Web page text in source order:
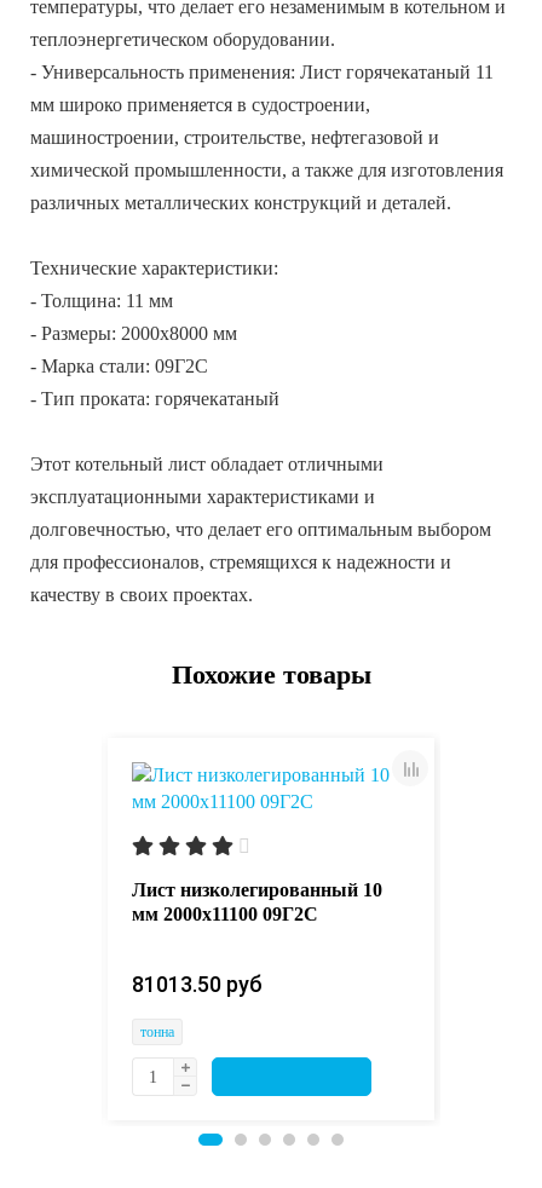
температуры, что делает его незаменимым в котельном и
теплоэнергетическом оборудовании.
- Универсальность применения: Лист горячекатаный 11
мм широко применяется в судостроении,
машиностроении, строительстве, нефтегазовой и
химической промышленности, а также для изготовления
различных металлических конструкций и деталей.
Технические характеристики:
- Толщина: 11 мм
- Размеры: 2000х8000 мм
- Марка стали: 09Г2С
- Тип проката: горячекатаный
Этот котельный лист обладает отличными
эксплуатационными характеристиками и
долговечностью, что делает его оптимальным выбором
для профессионалов, стремящихся к надежности и
качеству в своих проектах.
Похожие товары
Лист низколегированный 10
мм 2000х11100 09Г2С
81013.50 руб
тонна